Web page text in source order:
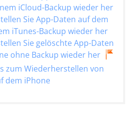
iCloud-Backup wieder her
Sie App-Daten auf dem
iTunes-Backup wieder her
Sie gelöschte App-Daten
ohne Backup wieder her
zum Wiederherstellen von
dem iPhone